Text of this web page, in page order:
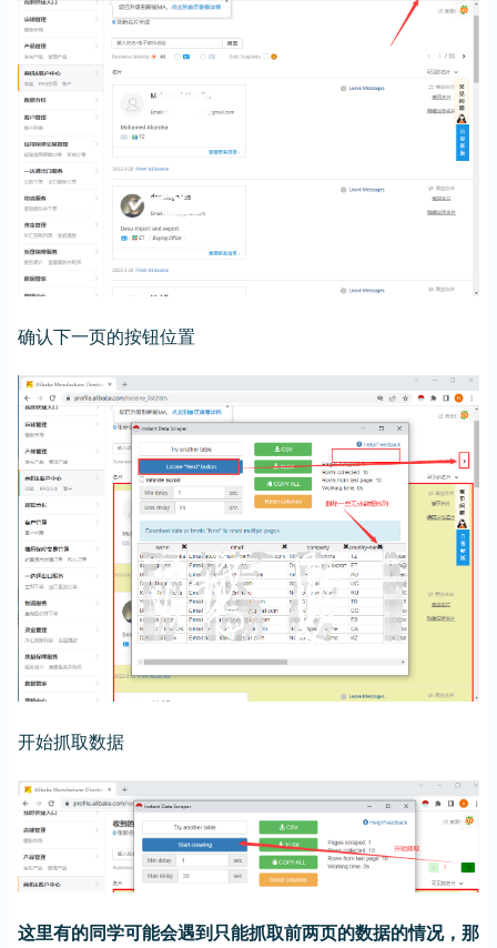
确认下一页的按钮位置
开始抓取数据
这里有的同学可能会遇到只能抓取前两页的数据的情况，那